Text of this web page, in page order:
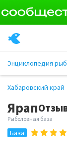
Энциклопедия рыб
Хабаровский край
Ярап
Рыболовная база
База